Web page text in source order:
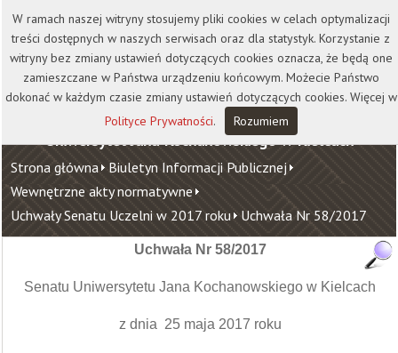
Kontakt Biblioteka
Wydawnictwo
Wirtualna Uczelnia
Uniwersytet Jana Kochanowskiego w Kielcach
Strona główna Biuletyn Informacji Publicznej
Wewnętrzne akty normatywne
Uchwały Senatu Uczelni w 2017 roku Uchwała Nr 58/2017
Uchwała Nr 58/2017
Senatu Uniwersytetu Jana Kochanowskiego w Kielcach
z dnia 25 maja 2017 roku
W ramach naszej witryny stosujemy pliki cookies w celach optymalizacji
treści dostępnych w naszych serwisach oraz dla statystyk. Korzystanie z
witryny bez zmiany ustawień dotyczących cookies oznacza, że będą one
zamieszczane w Państwa urządzeniu końcowym. Możecie Państwo
dokonać w każdym czasie zmiany ustawień dotyczących cookies. Więcej w
Polityce Prywatności. Rozumiem